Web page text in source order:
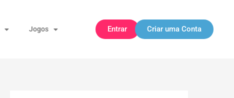
Jogos Entrar Criar uma Conta